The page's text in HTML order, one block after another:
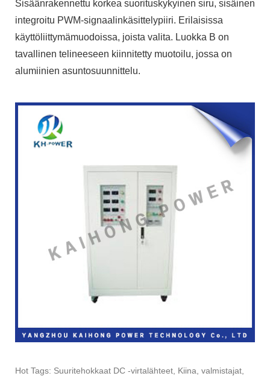
Sisäänrakennettu korkea suorituskykyinen siru, sisäinen
integroitu PWM-signaalinkäsittelypiiri. Erilaisissa
käyttöliittymämuodoissa, joista valita. Luokka B on
tavallinen telineeseen kiinnitetty muotoilu, jossa on
alumiinien asuntosuunnittelu.
Hot Tags: Suuritehokkaat DC -virtalähteet, Kiina, valmistajat,